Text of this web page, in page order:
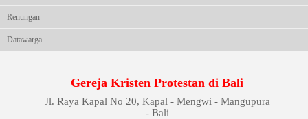
Renungan
Datawarga
Gereja Kristen Protestan di Bali
Jl. Raya Kapal No 20, Kapal - Mengwi - Mangupura
- Bali